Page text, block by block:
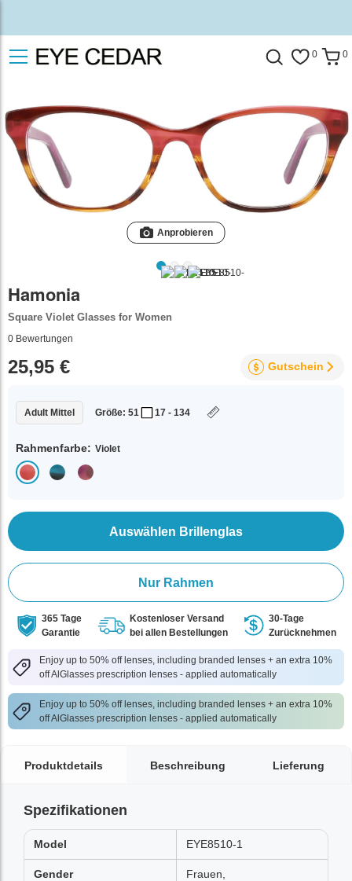
0 0
Anprobieren
Hamonia
Square Violet Glasses for Women
0 Bewertungen
25,95 € Gutschein
Adult Mittel Größe: 51 17 - 134
Rahmenfarbe: Violet
Auswählen Brillenglas
Nur Rahmen
365 Tage
Garantie
Kostenloser Versand
bei allen Bestellungen
30-Tage
Zurücknehmen
Enjoy up to 50% off lenses, including branded lenses + an extra 10%
off AlGlasses prescription lenses - applied automatically
Enjoy up to 50% off lenses, including branded lenses + an extra 10%
off AlGlasses prescription lenses - applied automatically
Produktdetails Beschreibung Lieferung
Spezifikationen
Model EYE8510-1
Gender Frauen,